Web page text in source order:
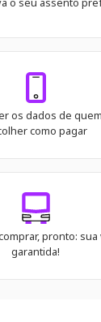
os dados de
como pagar
pronto:
garantida!